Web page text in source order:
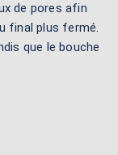
de pores afin
final plus fermé.
que le bouche